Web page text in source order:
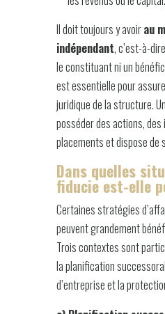
Il doit toujours y avoirau
indépendant, c’est-à-
le constituant ni un
est essentielle pour
juridique de la structure.
posséder des actions, des
placements et dispose de
Dans quelles
fiducie est-elle
Certaines stratégies
peuvent grandement
Trois contextes sont
la planification
d’entreprise et la